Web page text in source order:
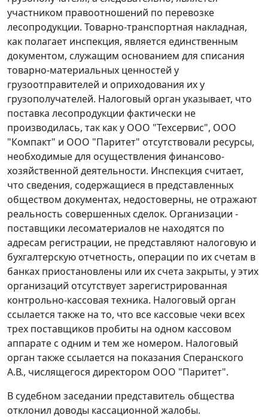
участником правоотношений по перевозке
лесопродукции. Товарно-транспортная накладная,
как полагает инспекция, является единственным
документом, служащим основанием для списания
товарно-материальных ценностей у
грузоотправителей и оприходования их у
грузополучателей. Налоговый орган указывает, что
поставка лесопродукции фактически не
производилась, так как у ООО "Техсервис", ООО
"Компакт" и ООО "Паритет" отсутствовали ресурсы,
необходимые для осуществления финансово-
хозяйственной деятельности. Инспекция считает,
что сведения, содержащиеся в представленных
обществом документах, недостоверны, не отражают
реальность совершенных сделок. Организации -
поставщики лесоматериалов не находятся по
адресам регистрации, не представляют налоговую и
бухгалтерскую отчетность, операции по их счетам в
банках приостановлены или их счета закрыты, у этих
организаций отсутствует зарегистрированная
контрольно-кассовая техника. Налоговый орган
ссылается также на то, что все кассовые чеки всех
трех поставщиков пробиты на одном кассовом
аппарате с одним и тем же номером. Налоговый
орган также ссылается на показания Сперанского
А.В., числящегося директором ООО "Паритет".
В судебном заседании представитель общества
отклонил доводы кассационной жалобы.